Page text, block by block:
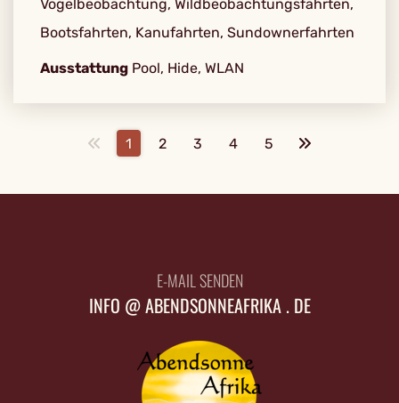
Vogelbeobachtung, Wildbeobachtungsfahrten,
Bootsfahrten, Kanufahrten, Sundownerfahrten
Ausstattung Pool, Hide, WLAN
1 2 3 4 5
E-MAIL SENDEN
INFO @ ABENDSONNEAFRIKA . DE